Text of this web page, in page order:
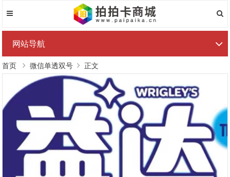
网站导航
首页 微信单透双号 正文